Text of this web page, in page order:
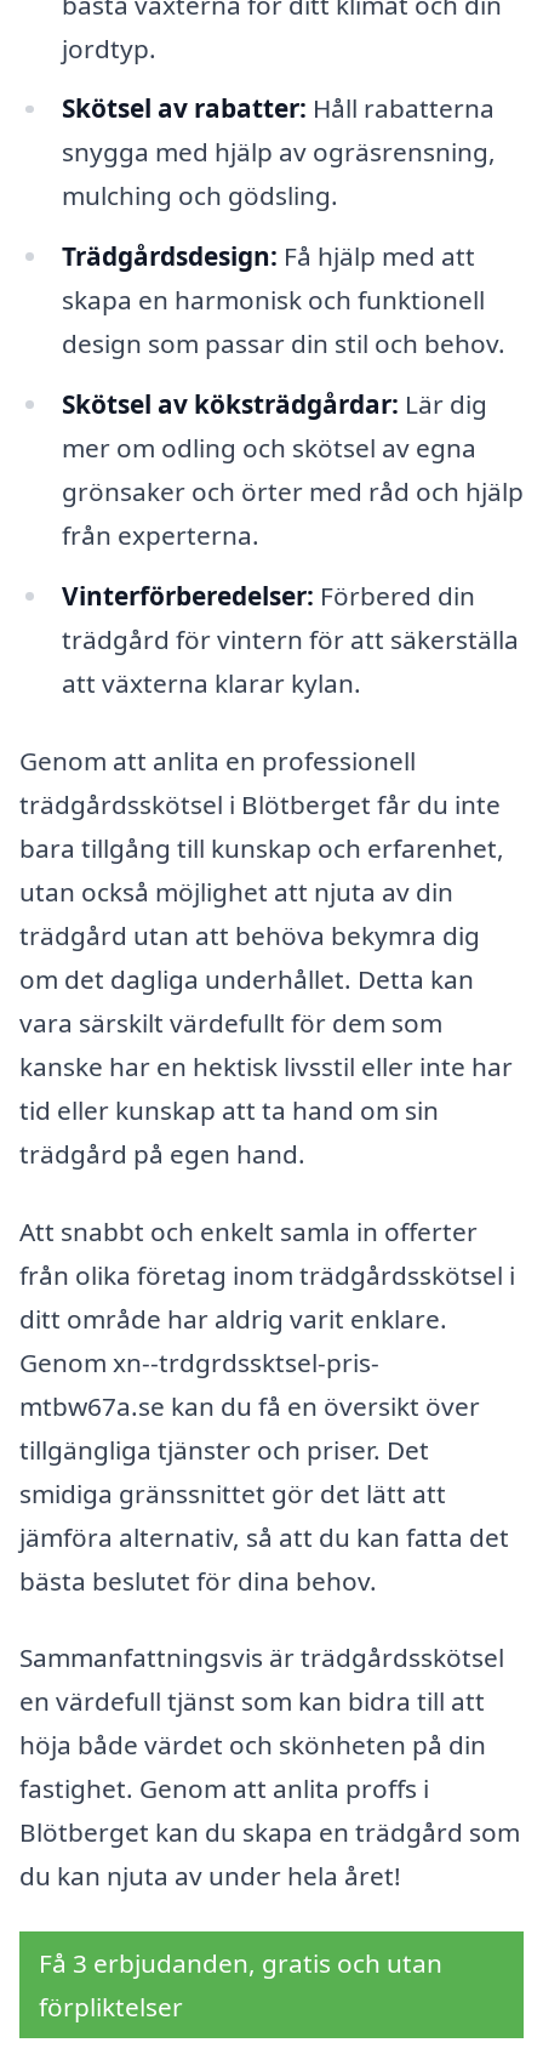
jordtyp.
Skötsel av rabatter: Håll rabatterna
snygga med hjälp av ogräsrensning,
mulching och gödsling.
Trädgårdsdesign: Få hjälp med att
skapa en harmonisk och funktionell
design som passar din stil och behov.
Skötsel av köksträdgårdar: Lär dig
mer om odling och skötsel av egna
grönsaker och örter med råd och hjälp
från experterna.
Vinterförberedelser: Förbered din
trädgård för vintern för att säkerställa
att växterna klarar kylan.
Genom att anlita en professionell
trädgårdsskötsel i Blötberget får du inte
bara tillgång till kunskap och erfarenhet,
utan också möjlighet att njuta av din
trädgård utan att behöva bekymra dig
om det dagliga underhållet. Detta kan
vara särskilt värdefullt för dem som
kanske har en hektisk livsstil eller inte har
tid eller kunskap att ta hand om sin
trädgård på egen hand.
Att snabbt och enkelt samla in offerter
från olika företag inom trädgårdsskötsel i
ditt område har aldrig varit enklare.
Genom xn--trdgrdssktsel-pris-
mtbw67a.se kan du få en översikt över
tillgängliga tjänster och priser. Det
smidiga gränssnittet gör det lätt att
jämföra alternativ, så att du kan fatta det
bästa beslutet för dina behov.
Sammanfattningsvis är trädgårdsskötsel
en värdefull tjänst som kan bidra till att
höja både värdet och skönheten på din
fastighet. Genom att anlita proffs i
Blötberget kan du skapa en trädgård som
du kan njuta av under hela året!
Få 3 erbjudanden, gratis och utan
förpliktelser